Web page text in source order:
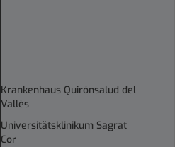
Krankenhaus Quirónsalud del
Vallès
Universitätsklinikum Sagrat
Cor